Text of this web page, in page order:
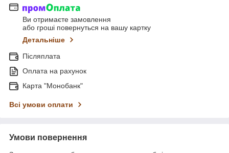
Ви отримаєте замовлення
або гроші повернуться на вашу картку
Детальніше
Післяплата
Оплата на рахунок
Карта "Монобанк"
Всі умови оплати
Умови повернення